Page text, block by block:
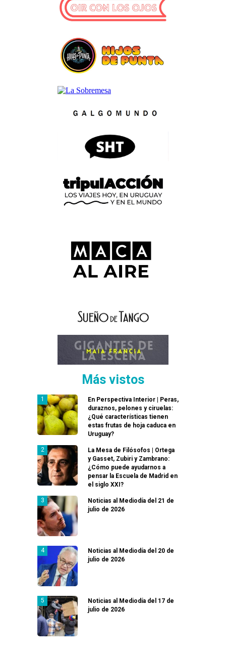
Más vistos
En Perspectiva Interior | Peras,
duraznos, pelones y ciruelas:
¿Qué características tienen
estas frutas de hoja caduca en
Uruguay?
La Mesa de Filósofos | Ortega
y Gasset, Zubiri y Zambrano:
¿Cómo puede ayudarnos a
pensar la Escuela de Madrid en
el siglo XXI?
Noticias al Mediodía del 21 de
julio de 2026
Noticias al Mediodía del 20 de
julio de 2026
Noticias al Mediodía del 17 de
julio de 2026